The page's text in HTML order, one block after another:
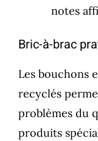
notes
Bric-à-brac
Les bouchons
recyclés
problèmes du
produits